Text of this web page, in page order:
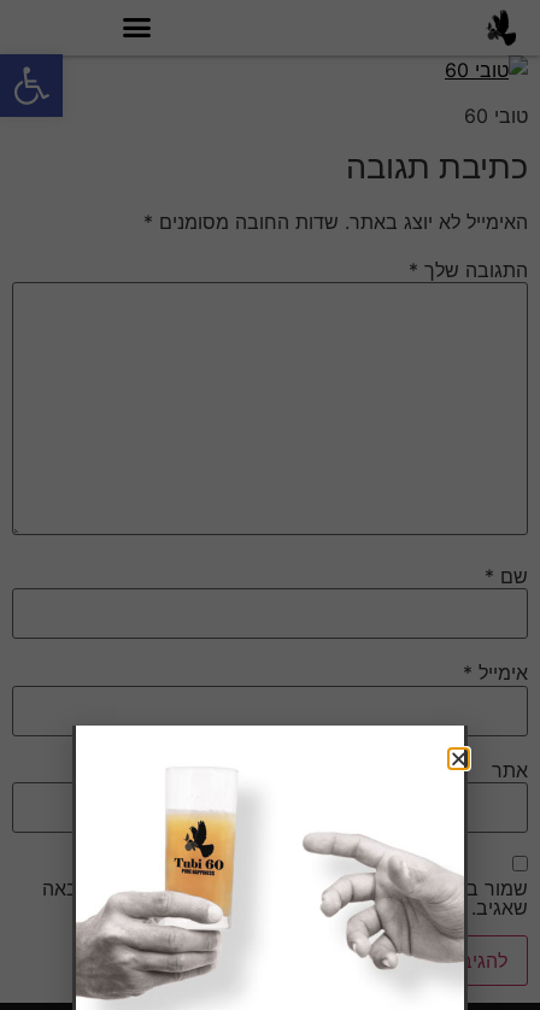
פתח
טובי 60
כתיבת תגובה
האימייל לא יוצג באתר. שדות החובה מסומנים *
התגובה שלך *
שם *
אימייל *
אתר
שמור בדפדפן זה את השם, האימייל והאתר שלי לפעם הבאה
שאגיב.